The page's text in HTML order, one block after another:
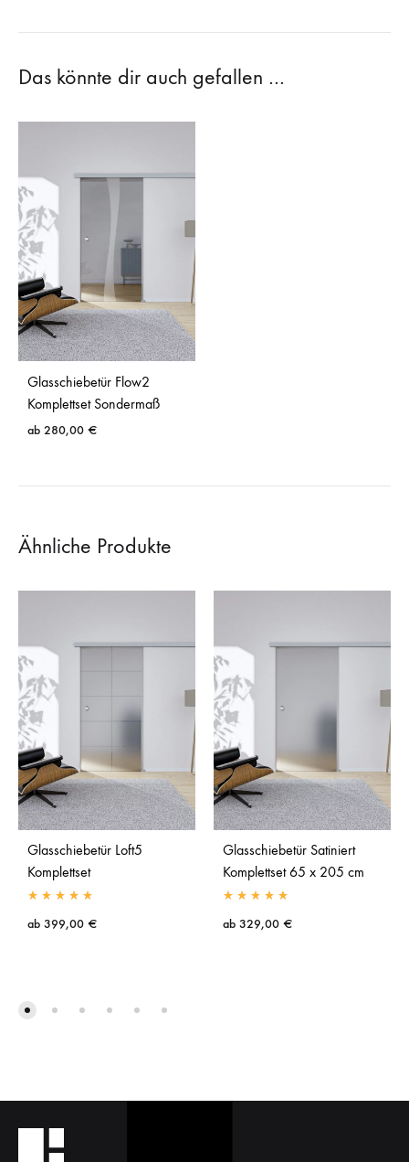
Das könnte dir auch gefallen …
Glasschiebetür Flow2
Komplettset Sondermaß
ab 280,00 €
Ähnliche Produkte
Glasschiebetür Loft5
Komplettset
ab 399,00 €
Glasschiebetür Satiniert
Komplettset 65 x 205 cm
ab 329,00 €